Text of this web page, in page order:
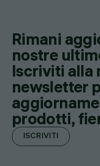
Rimani
nostre
Iscriviti alla
newsletter
prodotti,
ISCRIVITI